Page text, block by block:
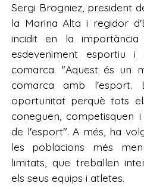
Sergi Brogniez, president
la Marina Alta i regidor
incidit en la
esdeveniment
comarca. "Aquest és un
comarca amb l'esport.
oportunitat perquè tots
coneguen, competisquen
de l'esport". A més, ha
les poblacions més
limitats, que treballen
els seus equips i atletes.